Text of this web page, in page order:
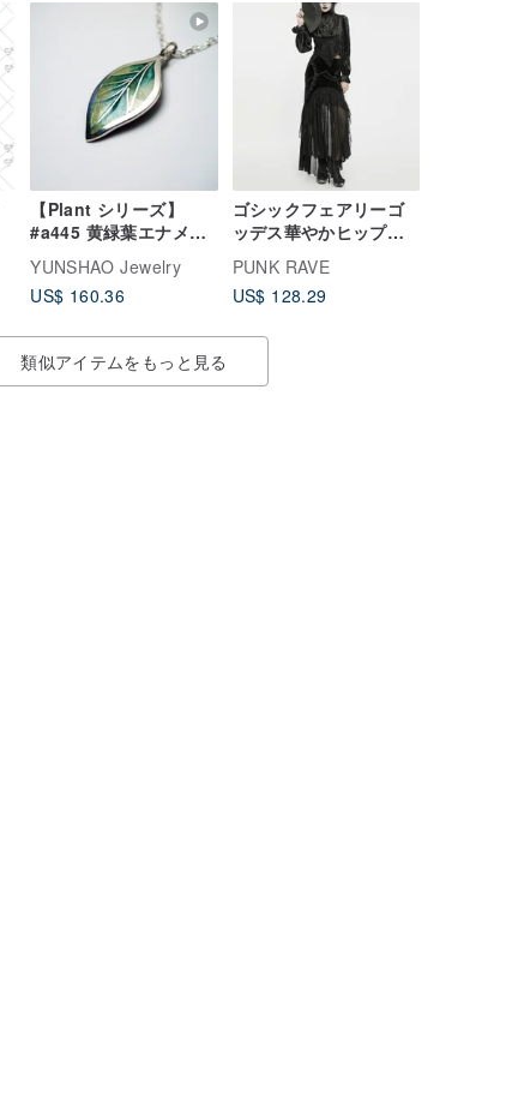
【Plant シリーズ】
#a445 黄緑葉エナメル
ングシルバー / ハンド
メイドギフト / 植物
YUNSHAO Jewelry
US$ 160.36
ゴシックフェアリーゴ
ッデス華やかヒップハ
ト / 前短後長
PUNK RAVE
US$ 128.29
類似アイテムをもっと見る